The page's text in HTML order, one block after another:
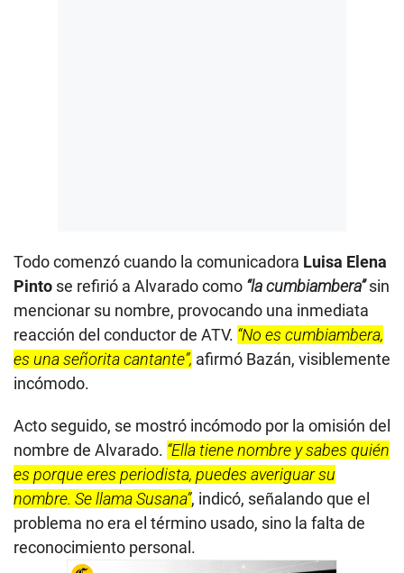
Todo comenzó cuando la comunicadora Luisa Elena
Pinto se refirió a Alvarado como “la cumbiambera”sin
mencionar su nombre, provocando una inmediata
reacción del conductor de ATV. “No es cumbiambera,
es una señorita cantante”, afirmó Bazán, visiblemente
incómodo.
Acto seguido, se mostró incómodo por la omisión del
nombre de Alvarado. “Ella tiene nombre y sabes quién
es porque eres periodista, puedes averiguar su
nombre. Se llama Susana”, indicó, señalando que el
problema no era el término usado, sino la falta de
reconocimiento personal.